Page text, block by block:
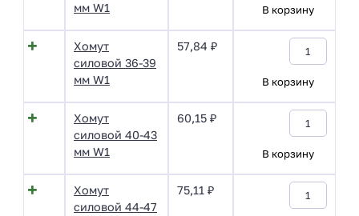
мм W1
В корзину
Хомут
силовой 36-39
мм W1
57,84 ₽
В корзину
Хомут
силовой 40-43
мм W1
60,15 ₽
В корзину
Хомут
силовой 44-47
75,11 ₽